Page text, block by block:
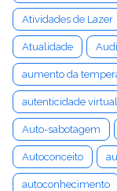
Atividades de Lazer
Atualidade
aumento da
autenticidade virtual
Auto-sabotagem
Autoconceito
autoconhecimento